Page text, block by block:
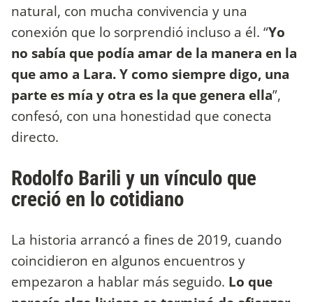
natural, con mucha convivencia y una
conexión que lo sorprendió incluso a él. “Yo
no sabía que podía amar de la manera en la
que amo a Lara. Y como siempre digo, una
parte es mía y otra es la que genera ella”,
confesó, con una honestidad que conecta
directo.
Rodolfo Barili y un vínculo que
creció en lo cotidiano
La historia arrancó a fines de 2019, cuando
coincidieron en algunos encuentros y
empezaron a hablar más seguido. Lo que